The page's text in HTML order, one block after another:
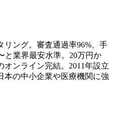
ング。審査通過率96%、手
と業界最安水準。20万円か
オンライン完結。2011年設立
本の中小企業や医療機関に強